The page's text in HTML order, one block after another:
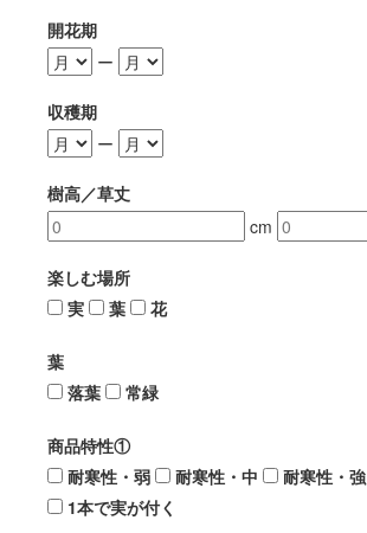
開花期
ー
収穫期
ー
樹高／草丈
cm
楽しむ場所
実
葉 花
葉
落葉
常緑
商品特性①
耐寒性・弱
耐寒性・中 耐寒性・強
1本で実が付く